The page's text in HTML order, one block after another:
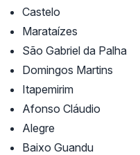
Castelo
Marataízes
São Gabriel da Palha
Domingos Martins
Itapemirim
Afonso Cláudio
Alegre
Baixo Guandu